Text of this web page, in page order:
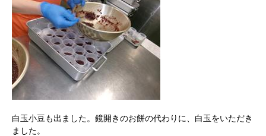
白玉小豆も出ました。鏡開きのお餅の代わりに、白玉をいただき
ました。